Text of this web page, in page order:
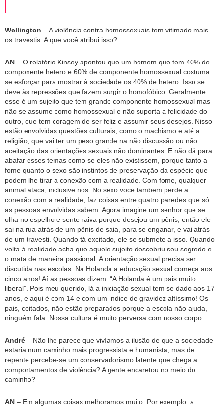
Wellington – A violência contra homossexuais tem vitimado mais
os travestis. A que você atribui isso?
AN – O relatório Kinsey apontou que um homem que tem 40% de
componente hetero e 60% de componente homossexual costuma
se esforçar para mostrar à sociedade os 40% de hetero. Isso se
deve às repressões que fazem surgir o homofóbico. Geralmente
esse é um sujeito que tem grande componente homossexual mas
não se assume como homossexual e não suporta a felicidade do
outro, que tem coragem de ser feliz e assumir seus desejos. Nisso
estão envolvidas questões culturais, como o machismo e até a
religião, que vai ter um peso grande na não discussão ou não
aceitação das orientações sexuais não dominantes. E não dá para
abafar esses temas como se eles não existissem, porque tanto a
fome quanto o sexo são instintos de preservação da espécie que
podem lhe tirar a conexão com a realidade. Com fome, qualquer
animal ataca, inclusive nós. No sexo você também perde a
conexão com a realidade, faz coisas entre quatro paredes que só
as pessoas envolvidas sabem. Agora imagine um senhor que se
olha no espelho e sente raiva porque desejou um pênis, então ele
sai na rua atrás de um pênis de saia, para se enganar, e vai atrás
de um travesti. Quando tá excitado, ele se submete a isso. Quando
volta à realidade acha que aquele sujeito descobriu seu segredo e
o mata de maneira passional. A orientação sexual precisa ser
discutida nas escolas. Na Holanda a educação sexual começa aos
cinco anos! Aí as pessoas dizem: “A Holanda é um pais muito
liberal”. Pois meu querido, lá a iniciação sexual tem se dado aos 17
anos, e aqui é com 14 e com um índice de gravidez altíssimo! Os
pais, coitados, não estão preparados porque a escola não ajuda,
ninguém fala. Nossa cultura é muito perversa com nosso corpo.
André – Não lhe parece que vivíamos a ilusão de que a sociedade
estaria num caminho mais progressista e humanista, mas de
repente percebe-se um conservadorismo latente que chega a
comportamentos de violência? A gente encaretou no meio do
caminho?
AN – Em algumas coisas melhoramos muito. Por exemplo: a